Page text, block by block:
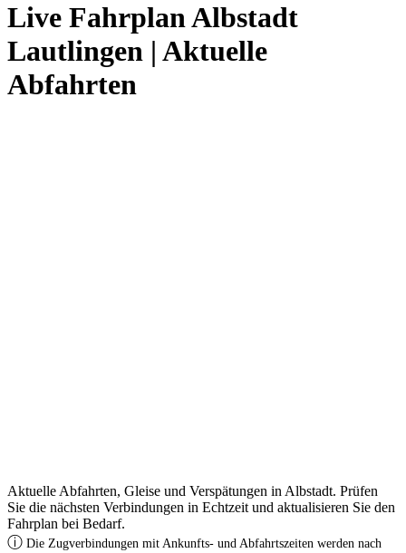
Live Fahrplan Albstadt
Lautlingen | Aktuelle
Abfahrten
Aktuelle Abfahrten, Gleise und Verspätungen in Albstadt. Prüfen
Sie die nächsten Verbindungen in Echtzeit und aktualisieren Sie den
Fahrplan bei Bedarf.
ⓘ Die Zugverbindungen mit Ankunfts- und Abfahrtszeiten werden nach